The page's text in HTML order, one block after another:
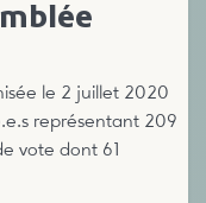
le 2 juillet 2020
représentant 209
vote dont 61